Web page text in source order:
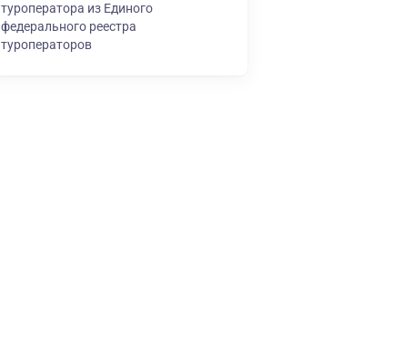
туроператора из Единого
федерального реестра
туроператоров